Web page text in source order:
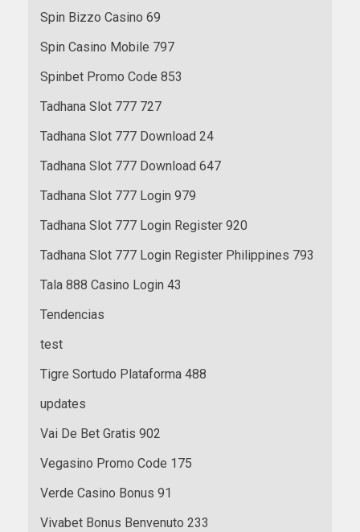
Spin Bizzo Casino 69
Spin Casino Mobile 797
Spinbet Promo Code 853
Tadhana Slot 777 727
Tadhana Slot 777 Download 24
Tadhana Slot 777 Download 647
Tadhana Slot 777 Login 979
Tadhana Slot 777 Login Register 920
Tadhana Slot 777 Login Register Philippines 793
Tala 888 Casino Login 43
Tendencias
test
Tigre Sortudo Plataforma 488
updates
Vai De Bet Gratis 902
Vegasino Promo Code 175
Verde Casino Bonus 91
Vivabet Bonus Benvenuto 233